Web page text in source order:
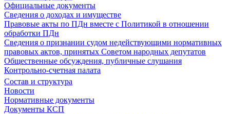
Официальные документы
Сведения о доходах и имуществе
Правовые акты по ПДн вместе с Политикой в отношении
обработки ПДн
Сведения о признании судом недействующими нормативных
правовых актов, принятых Советом народных депутатов
Общественные обсуждения, публичные слушания
Контрольно-счетная палата
Состав и структура
Новости
Нормативные документы
Документы КСП